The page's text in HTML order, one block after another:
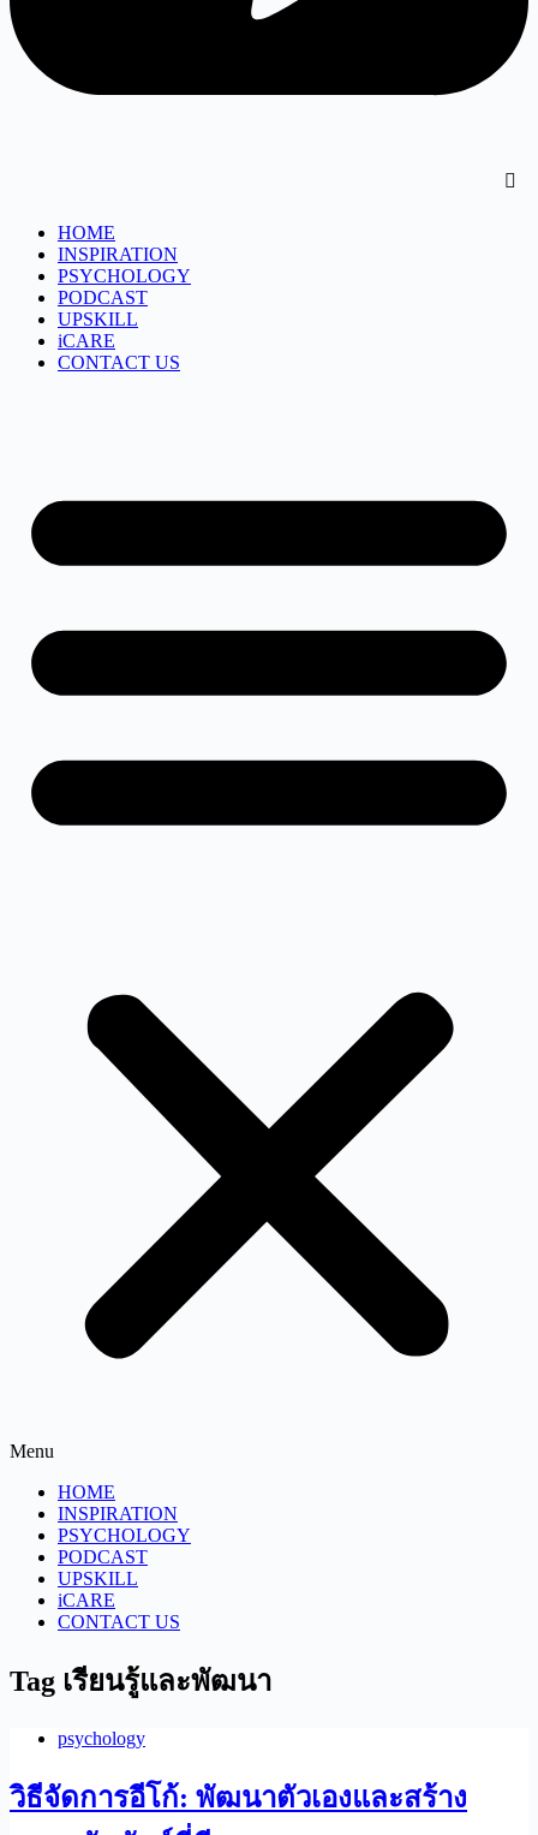
HOME
INSPIRATION
PSYCHOLOGY
PODCAST
UPSKILL
iCARE
CONTACT US
Menu
HOME
INSPIRATION
PSYCHOLOGY
PODCAST
UPSKILL
iCARE
CONTACT US
Tag เรียนรู้และพัฒนา
psychology
วิธีจัดการอีโก้: พัฒนาตัวเองและสร้าง